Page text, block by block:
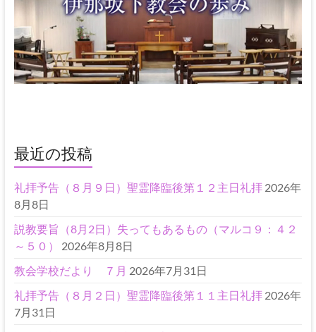
最近の投稿
礼拝予告（８月９日）聖霊降臨後第１２主日礼拝 2026年
8月8日
説教要旨（8月2日）失ってもあるもの（マルコ９：４２
～５０）
2026年8月8日
教会学校だより ７月 2026年7月31日
礼拝予告（８月２日）聖霊降臨後第１１主日礼拝 2026年
7月31日